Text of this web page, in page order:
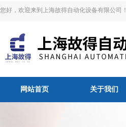
您好，欢迎来到上海故得自动化设备有限公司！
网站首页 关于我们